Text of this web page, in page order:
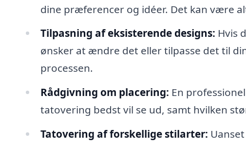
dine præferencer og idéer. Det kan være
Tilpasning af eksisterende designs: Hvis
ønsker at ændre det eller tilpasse det til
processen.
Rådgivning om placering: En
tatovering bedst vil se ud, samt hvilken
Tatovering af forskellige stilarter: